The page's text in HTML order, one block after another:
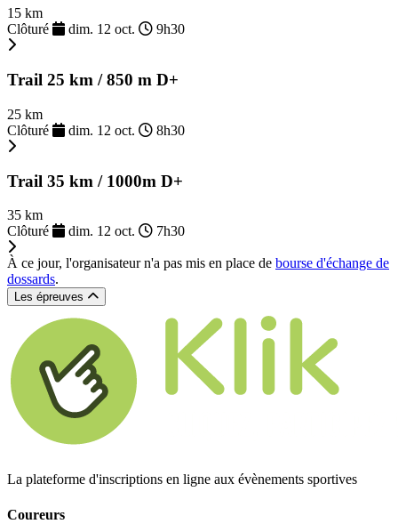
15 km
Clôturé
dim. 12 oct. 9h30
Trail 25 km / 850 m D+
25 km
Clôturé
dim. 12 oct. 8h30
Trail 35 km / 1000m D+
35 km
Clôturé
dim. 12 oct. 7h30
À ce jour, l'organisateur n'a pas mis en place de bourse d'échange de
dossards.
Les épreuves
La plateforme d'inscriptions en ligne aux évènements sportives
Coureurs